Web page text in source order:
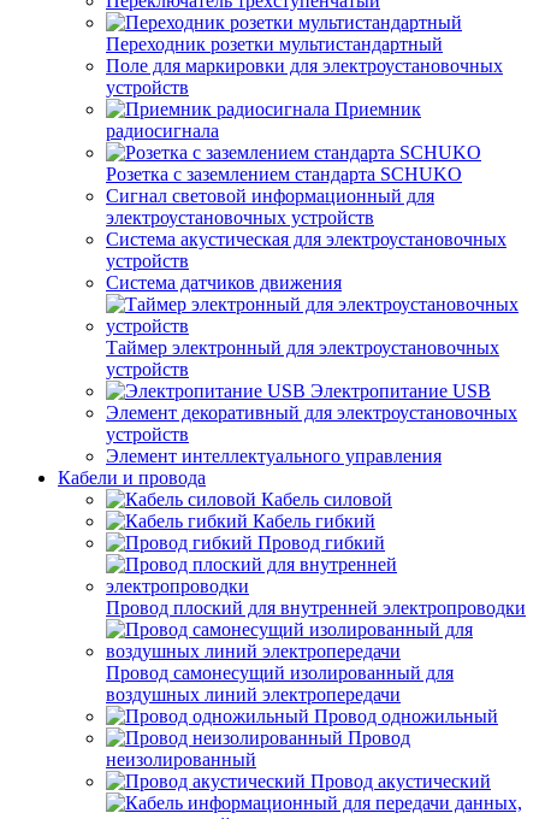
Переходник розетки мультистандартный
Поле для маркировки для электроустановочных
устройств
Приемник
радиосигнала
Розетка с заземлением стандарта SCHUKO
Сигнал световой информационный для
электроустановочных устройств
Система акустическая для электроустановочных
устройств
Система датчиков движения
Таймер электронный для электроустановочных
устройств
Электропитание USB
Элемент декоративный для электроустановочных
устройств
Элемент интеллектуального управления
Кабели и провода
Кабель силовой
Кабель гибкий
Провод гибкий
Провод плоский для внутренней электропроводки
Провод самонесущий изолированный для
воздушных линий электропередачи
Провод одножильный
Провод
неизолированный
Провод акустический